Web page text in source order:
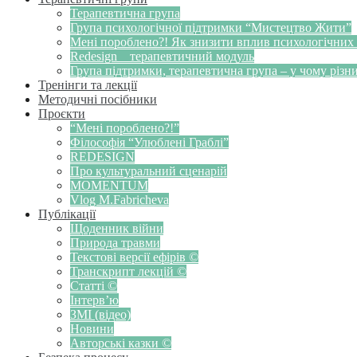
Терапевтична група
Група психологічної підтримки “Мистецтво Жити”
Мені пороблено?! Як знизити вплив психологічних
Redesign _ терапевтичний модуль
Група підтримки, терапевтична група – у чому
Тренінги та лекції
Методичні посібники
Проєкти
“Мені пороблено?!”
Філософія “Улюблені Граблі”
REDESIGN
Про культуральний сценарій
MOMENTUM
Vlog M.Fabricheva
Публікації
Щоденник війни
Природа травми
Текстові версії ефірів ©
Транскрипт лекцій ©
Статті ©
Інтерв’ю
ЗМІ (відео)
Новини
Авторські казки ©